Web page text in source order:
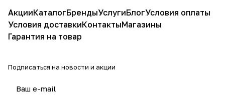
АкцииКаталогБрендыУслугиБлогУсловия оплаты
Условия доставкиКонтактыМагазины
Гарантия на товар
Подписаться на новости и акции